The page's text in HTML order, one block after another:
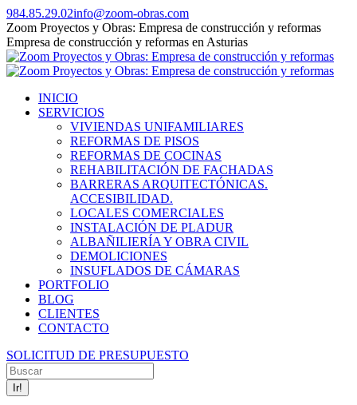
Saltar
al
contenido
984.85.29.02info@zoom-obras.com
Zoom Proyectos y Obras: Empresa de construcción y reformas
Empresa de construcción y reformas en Asturias
INICIO
SERVICIOS
VIVIENDAS UNIFAMILIARES
REFORMAS DE PISOS
REFORMAS DE COCINAS
REHABILITACIÓN DE FACHADAS
BARRERAS ARQUITECTÓNICAS.
ACCESIBILIDAD.
LOCALES COMERCIALES
INSTALACIÓN DE PLADUR
ALBAÑILIERÍA Y OBRA CIVIL
DEMOLICIONES
INSUFLADOS DE CÁMARAS
PORTFOLIO
BLOG
CLIENTES
CONTACTO
SOLICITUD DE PRESUPUESTO
Facebook
page
opens
Twitter
page
opens
Linkedin
page
opens
Instagram
page
opens
Buscar: